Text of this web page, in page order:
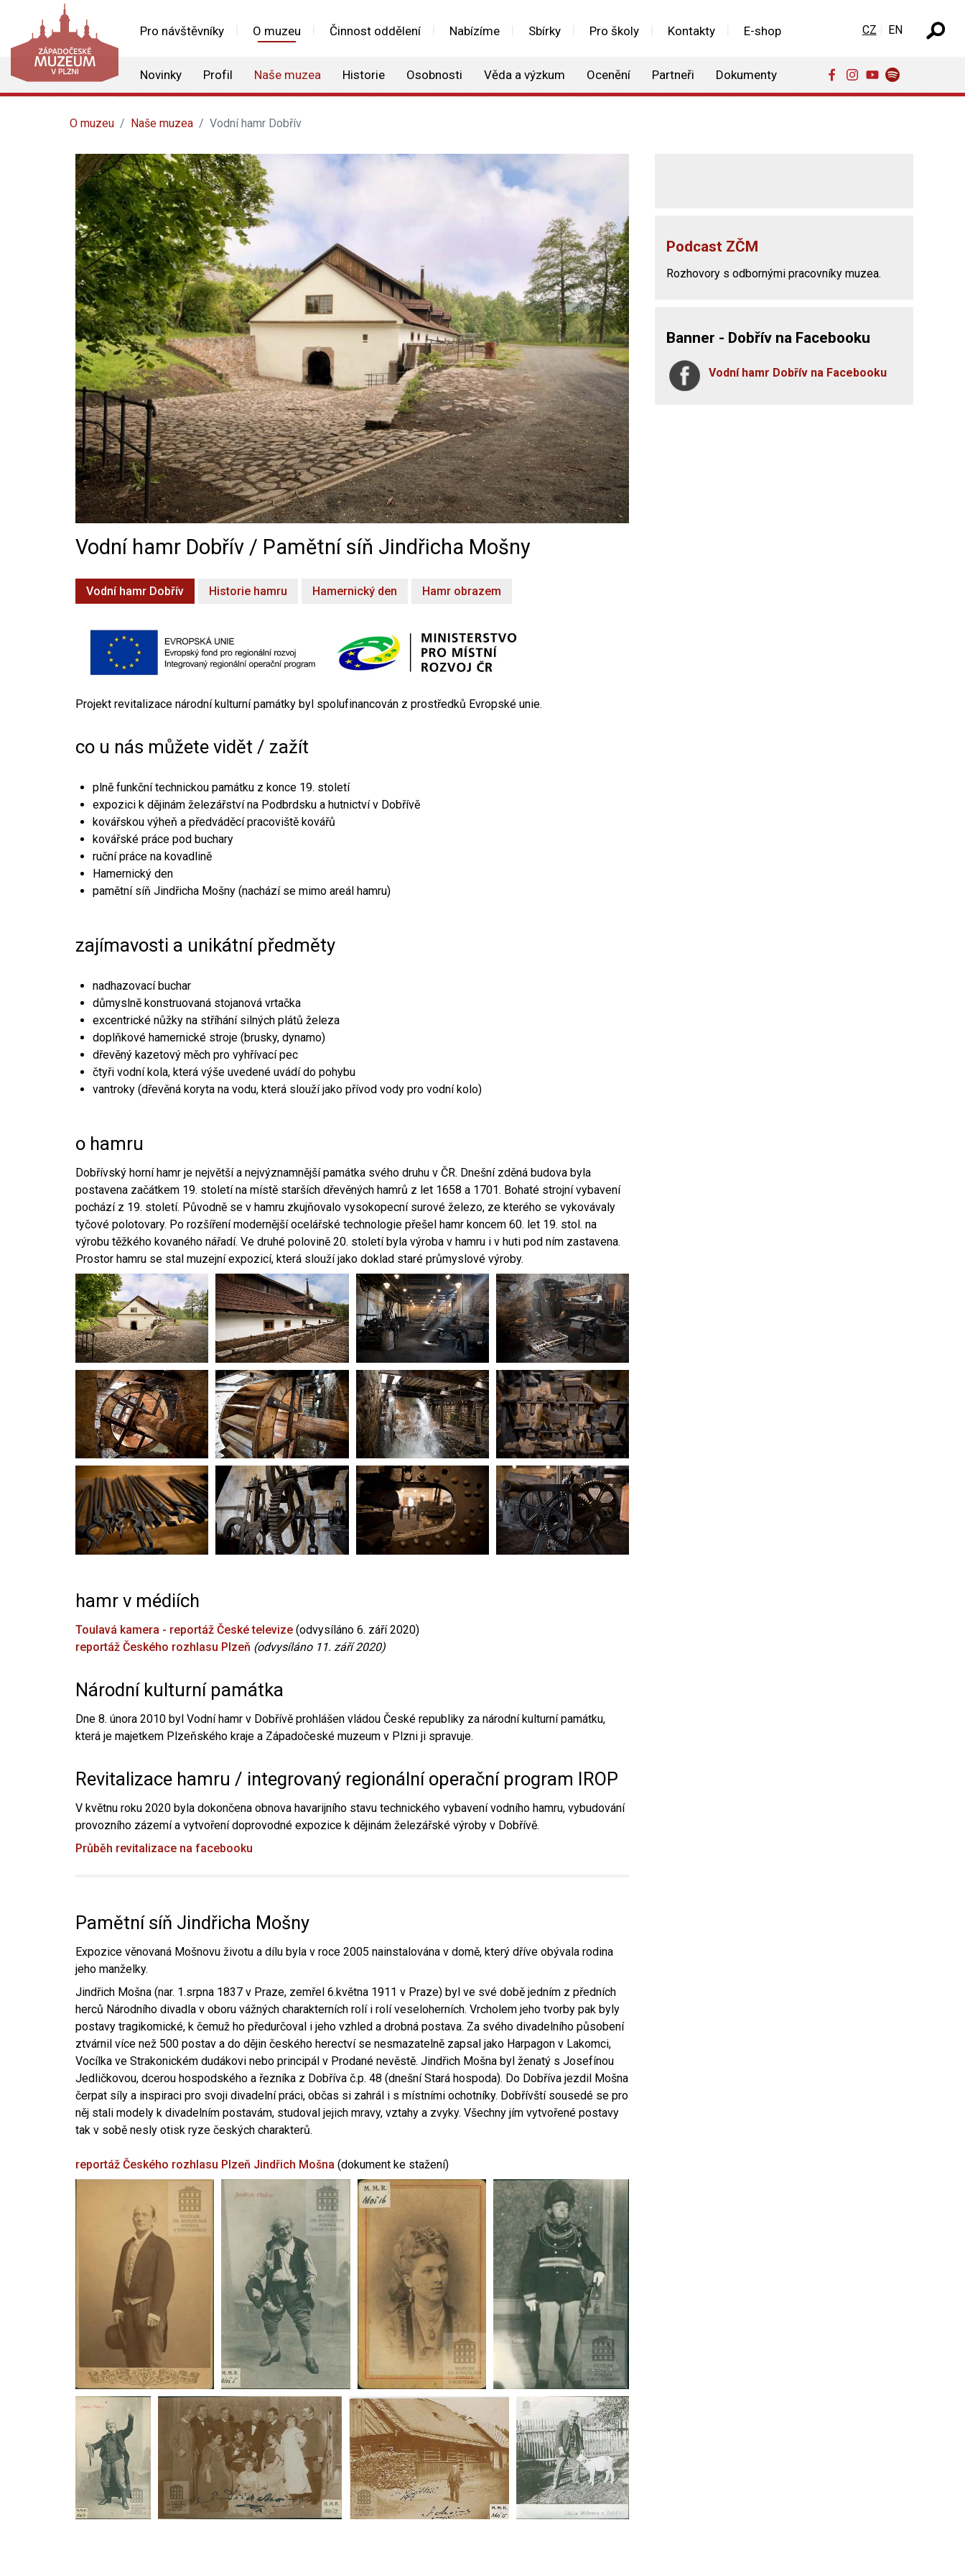
Pro návštěvníky O muzeu Činnost oddělení Nabízíme Sbírky Pro školy Kontakty E-shop
Novinky Profil Naše muzea Historie Osobnosti Věda a výzkum Ocenění Partneři Dokumenty
Zvolte jazyk
CZ EN
O muzeu Naše muzea Vodní hamr Dobřív
Vodní hamr Dobřív / Pamětní síň Jindřicha Mošny
Vodní hamr Dobřív Historie hamru Hamernický den Hamr obrazem
Projekt revitalizace národní kulturní památky byl spolufinancován z prostředků Evropské unie.
co u nás můžete vidět / zažít
plně funkční technickou památku z konce 19. století
expozici k dějinám železářství na Podbrdsku a hutnictví v Dobřívě
kovářskou výheň a předváděcí pracoviště kovářů
kovářské práce pod buchary
ruční práce na kovadlině
Hamernický den
pamětní síň Jindřicha Mošny (nachází se mimo areál hamru)
zajímavosti a unikátní předměty
nadhazovací buchar
důmyslně konstruovaná stojanová vrtačka
excentrické nůžky na stříhání silných plátů železa
doplňkové hamernické stroje (brusky, dynamo)
dřevěný kazetový měch pro vyhřívací pec
čtyři vodní kola, která výše uvedené uvádí do pohybu
vantroky (dřevěná koryta na vodu, která slouží jako přívod vody pro vodní kolo)
o hamru
Dobřívský horní hamr je největší a nejvýznamnější památka svého druhu v ČR. Dnešní zděná budova byla
postavena začátkem 19. století na místě starších dřevěných hamrů z let 1658 a 1701. Bohaté strojní vybavení
pochází z 19. století. Původně se v hamru zkujňovalo vysokopecní surové železo, ze kterého se vykovávaly
tyčové polotovary. Po rozšíření modernější ocelářské technologie přešel hamr koncem 60. let 19. stol. na
výrobu těžkého kovaného nářadí. Ve druhé polovině 20. století byla výroba v hamru i v huti pod ním zastavena.
Prostor hamru se stal muzejní expozicí, která slouží jako doklad staré průmyslové výroby.
hamr v médiích
Toulavá kamera - reportáž České televize (odvysíláno 6. září 2020)
reportáž Českého rozhlasu Plzeň (odvysíláno 11. září 2020)
Národní kulturní památka
Dne 8. února 2010 byl Vodní hamr v Dobřívě prohlášen vládou České republiky za národní kulturní památku,
která je majetkem Plzeňského kraje a Západočeské muzeum v Plzni ji spravuje.
Revitalizace hamru / integrovaný regionální operační program IROP
V květnu roku 2020 byla dokončena obnova havarijního stavu technického vybavení vodního hamru, vybudování
provozního zázemí a vytvoření doprovodné expozice k dějinám železářské výroby v Dobřívě.
Průběh revitalizace na facebooku
Pamětní síň Jindřicha Mošny
Expozice věnovaná Mošnovu životu a dílu byla v roce 2005 nainstalována v domě, který dříve obývala rodina
jeho manželky.
Jindřich Mošna (nar. 1.srpna 1837 v Praze, zemřel 6.května 1911 v Praze) byl ve své době jedním z předních
herců Národního divadla v oboru vážných charakterních rolí i rolí veseloherních. Vrcholem jeho tvorby pak byly
postavy tragikomické, k čemuž ho předurčoval i jeho vzhled a drobná postava. Za svého divadelního působení
ztvárnil více než 500 postav a do dějin českého herectví se nesmazatelně zapsal jako Harpagon v Lakomci,
Vocílka ve Strakonickém dudákovi nebo principál v Prodané nevěstě. Jindřich Mošna byl ženatý s Josefínou
Jedličkovou, dcerou hospodského a řezníka z Dobříva č.p. 48 (dnešní Stará hospoda). Do Dobříva jezdil Mošna
čerpat síly a inspiraci pro svoji divadelní práci, občas si zahrál i s místními ochotníky. Dobřívští sousedé se pro
něj stali modely k divadelním postavám, studoval jejich mravy, vztahy a zvyky. Všechny jím vytvořené postavy
tak v sobě nesly otisk ryze českých charakterů.
reportáž Českého rozhlasu Plzeň Jindřich Mošna (dokument ke stažení)
Podcast ZČM
Rozhovory s odbornými pracovníky muzea.
Banner - Dobřív na Facebooku
Vodní hamr Dobřív na Facebooku